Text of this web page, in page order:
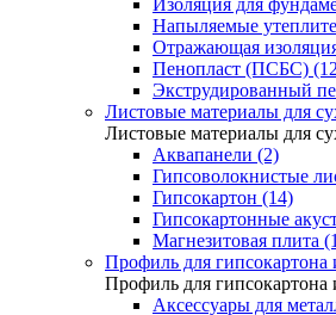
Напыляемые
Отражающая
Пенопласт (ПСБС)
Экструдированный
Листовые материалы для
Листовые материалы для
Аквапанели (2)
Гипсоволокнистые
Гипсокартон (14)
Гипсокартонные
Магнезитовая плита
Профиль для гипсокартона
Профиль для гипсокартона
Аксессуары для